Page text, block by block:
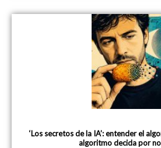
‘Los secretos de la IA’: entender el
algoritmo decida por